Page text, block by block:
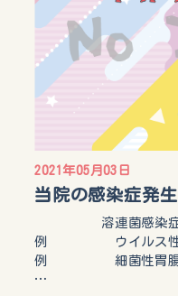
2021年05月03日
当院の感染症発
溶連菌感染症・
例 ウイルス性胃
例 細菌性胃腸炎
…